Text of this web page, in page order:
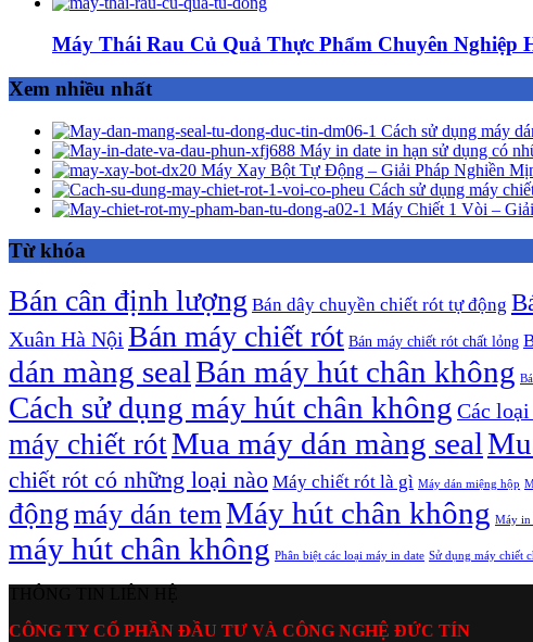
Máy Thái Rau Củ Quả Thực Phẩm Chuyên Nghiệp
Xem nhiều nhất
Cách sử dụng máy
Máy in date in hạn sử dụng có
Máy Xay Bột Tự Động – Giải Pháp Nghiền
Cách sử dụng máy
Máy Chiết 1 Vòi –
Từ khóa
Bán cân định lượng Bán dây chuyền chiết rót tự động
Xuân Hà Nội Bán máy chiết rót Bán máy chiết rót chất lỏng
dán màng sealBán máy hút chân không
Cách sử dụng máy hút chân không Các
máy chiết rótMua máy dán màng seal
chiết rót có những loại nào Máy chiết rót là gì Máy dán miệng hộp
độngmáy dán temMáy hút chân không Máy in
máy hút chân không Phân biệt các loại máy in date Sử dụng máy chiết
CÔNG TY CỔ PHẦN ĐẦU TƯ VÀ CÔNG NGHỆ ĐỨC TÍN